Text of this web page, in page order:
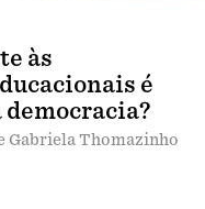
às
é
Gabriela Thomazinho